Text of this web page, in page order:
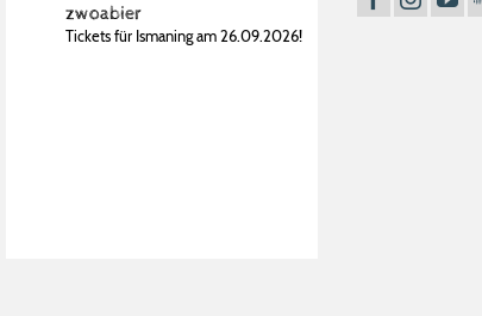
zwoabier
Tickets für Ismaning am 26.09.2026!